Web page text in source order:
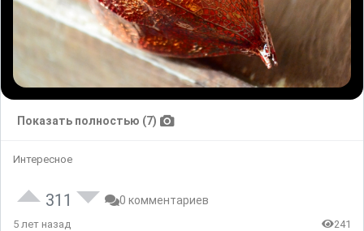
Показать полностью (7)
Интересное
311 0 комментариев
5 лет назад 241